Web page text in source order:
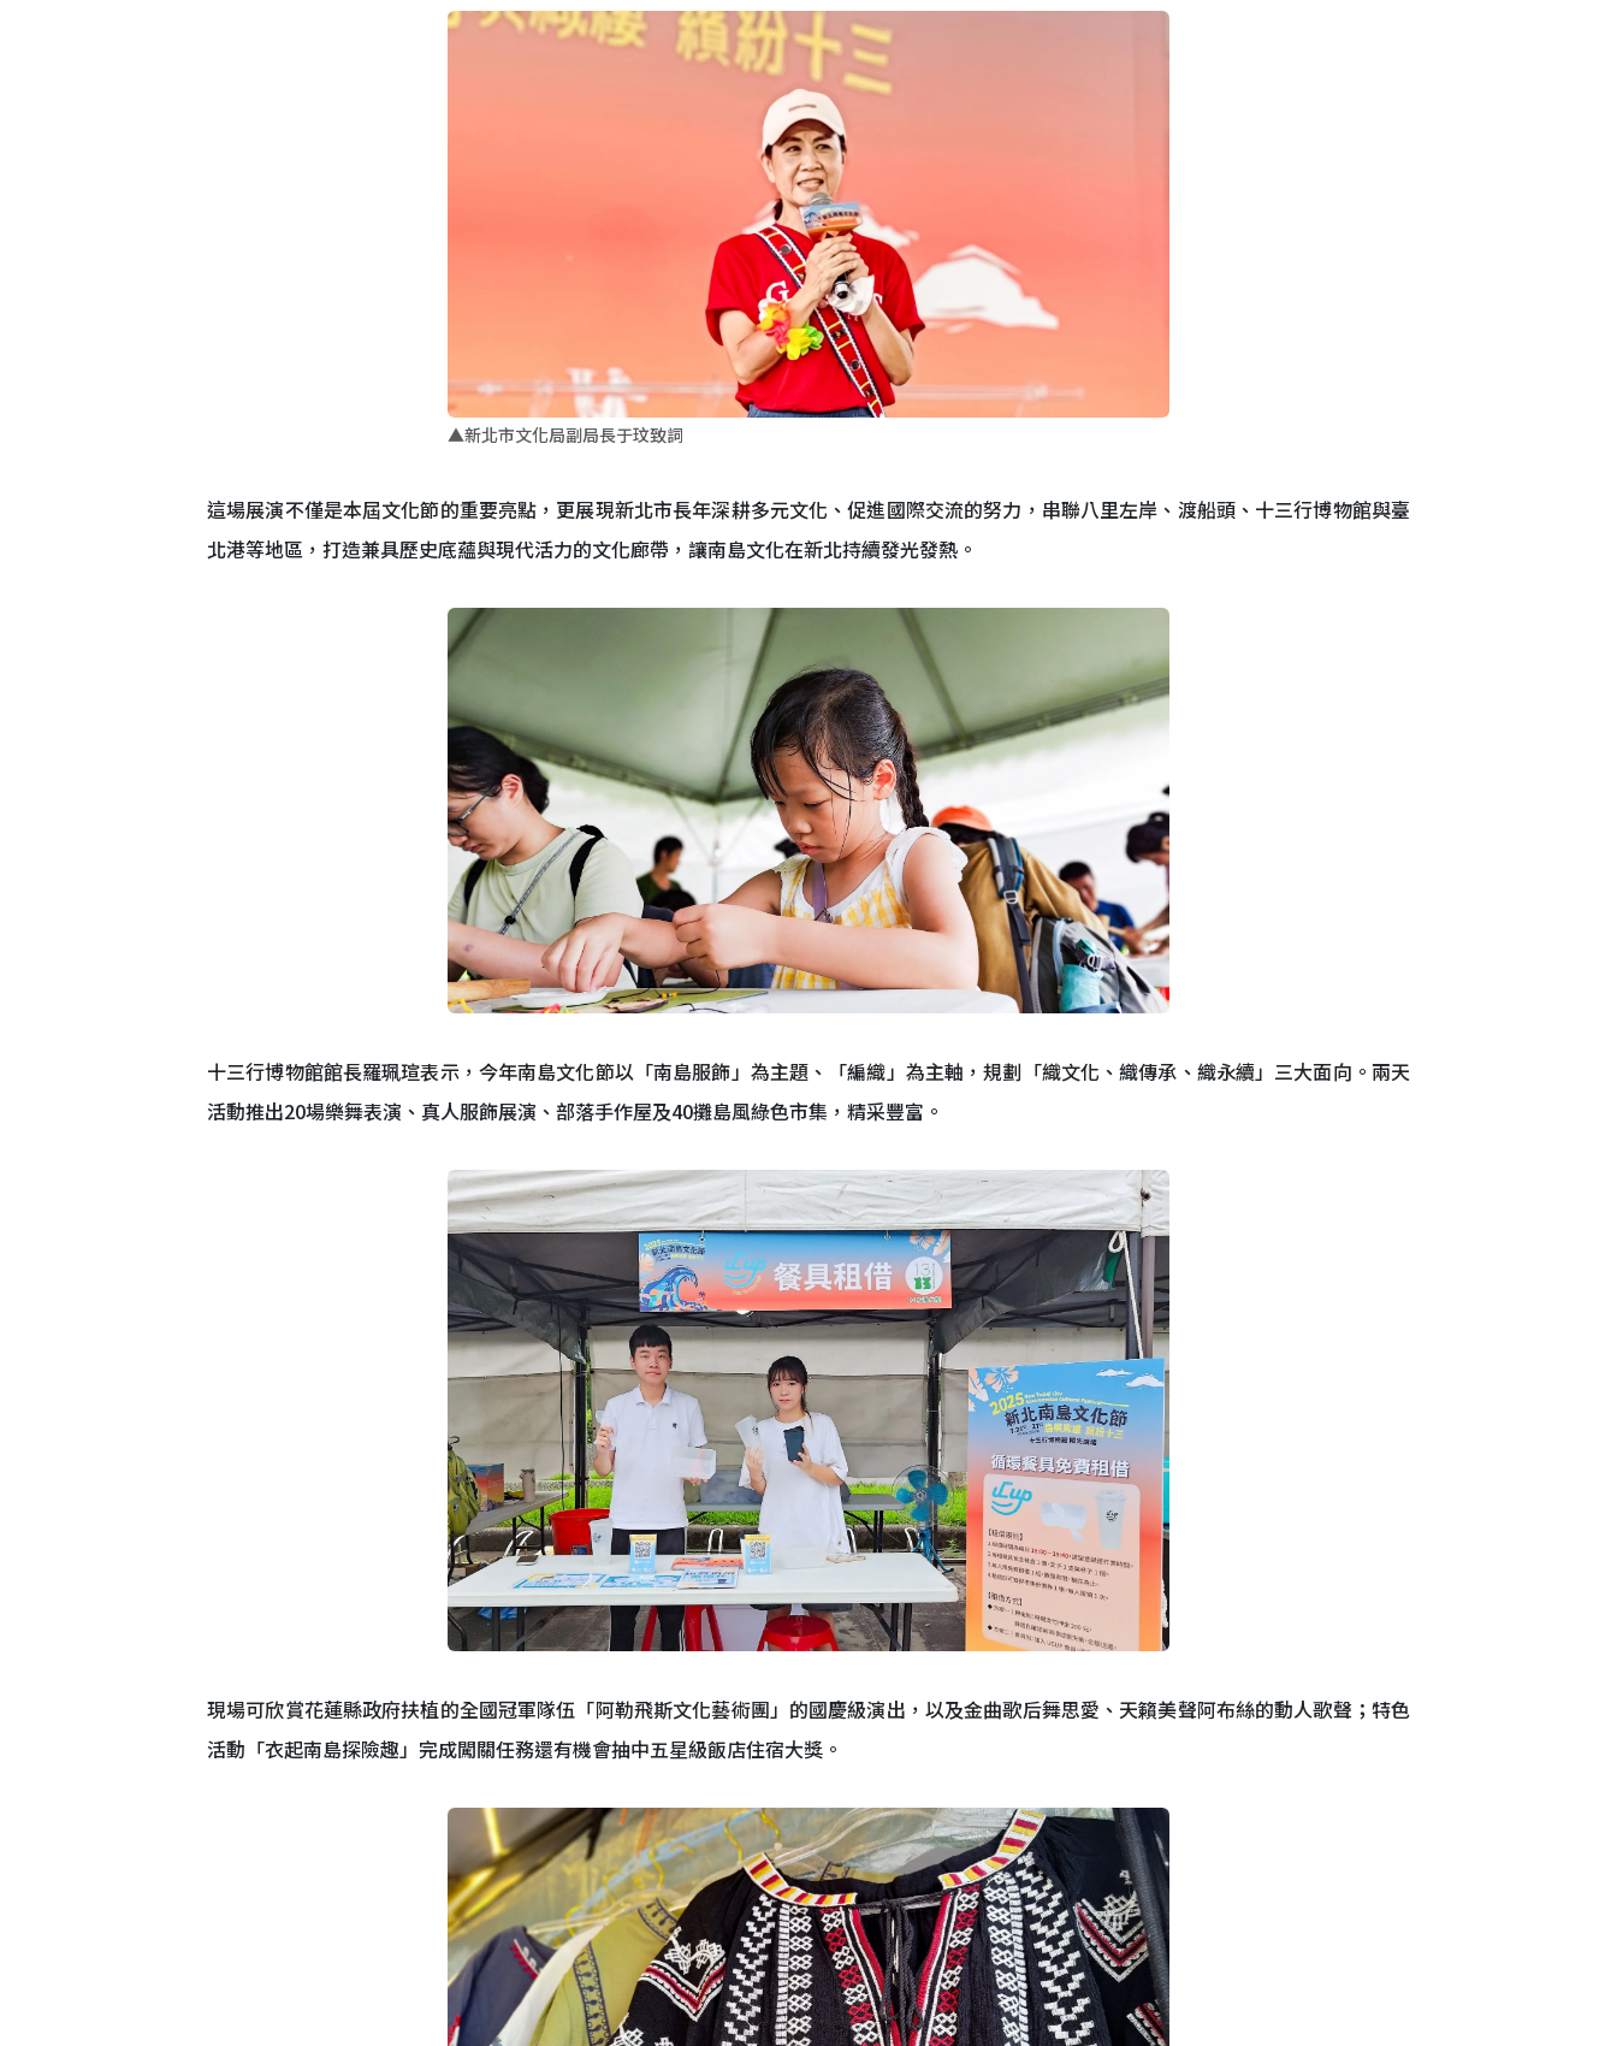
▲新北市文化局副局長于玟致詞
這場展演不僅是本屆文化節的重要亮點，更展現新北市長年深耕多元文化、促進國際交流的努力，串聯八里左岸、渡船頭、十三行博物館與臺
北港等地區，打造兼具歷史底蘊與現代活力的文化廊帶，讓南島文化在新北持續發光發熱。
十三行博物館館長羅珮瑄表示，今年南島文化節以「南島服飾」為主題、「編織」為主軸，規劃「織文化、織傳承、織永續」三大面向。兩天
活動推出20場樂舞表演、真人服飾展演、部落手作屋及40攤島風綠色市集，精采豐富。
現場可欣賞花蓮縣政府扶植的全國冠軍隊伍「阿勒飛斯文化藝術團」的國慶級演出，以及金曲歌后舞思愛、天籟美聲阿布絲的動人歌聲；特色
活動「衣起南島探險趣」完成闖關任務還有機會抽中五星級飯店住宿大獎。